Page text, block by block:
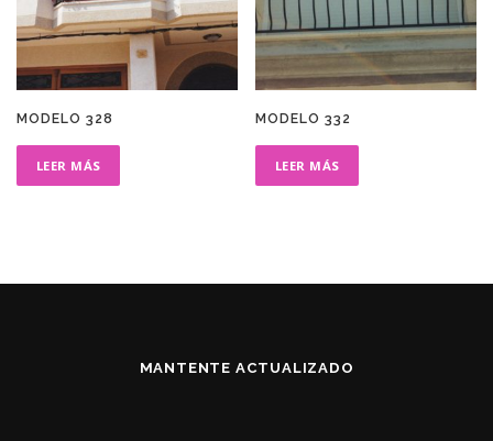
MODELO 328
LEER MÁS
MODELO 332
LEER MÁS
MANTENTE ACTUALIZADO